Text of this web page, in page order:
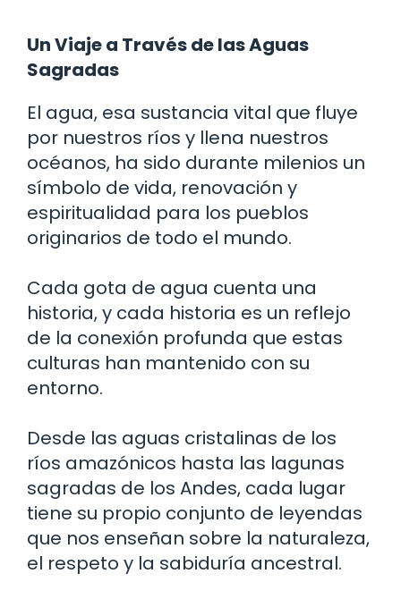
Un Viaje a Través de las Aguas
Sagradas
El agua, esa sustancia vital que fluye
por nuestros ríos y llena nuestros
océanos, ha sido durante milenios un
símbolo de vida, renovación y
espiritualidad para los pueblos
originarios de todo el mundo.
Cada gota de agua cuenta una
historia, y cada historia es un reflejo
de la conexión profunda que estas
culturas han mantenido con su
entorno.
Desde las aguas cristalinas de los
ríos amazónicos hasta las lagunas
sagradas de los Andes, cada lugar
tiene su propio conjunto de leyendas
que nos enseñan sobre la naturaleza,
el respeto y la sabiduría ancestral.